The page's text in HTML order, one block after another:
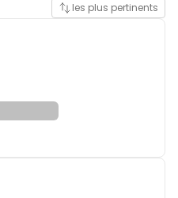
les plus pertinents